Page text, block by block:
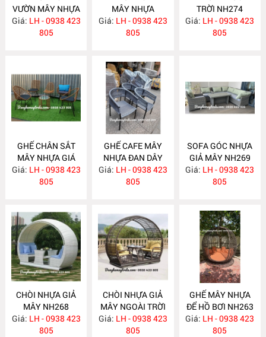
VƯỜN MÂY NHỰA
NH276
Giá: LH - 0938 423
805
MÂY NHỰA
NGOÀI TRỜI
NH275
Giá: LH - 0938 423
805
TRỜI NH274
Giá: LH - 0938 423
805
GHẾ CHÂN SẮT
MÂY NHỰA GIÁ
RẺ NH273
Giá: LH - 0938 423
805
GHẾ CAFE MÂY
NHỰA ĐAN DÂY
DÙ NH272
Giá: LH - 0938 423
805
SOFA GÓC NHỰA
GIẢ MÂY NH269
Giá: LH - 0938 423
805
CHÒI NHỰA GIẢ
MÂY NH268
Giá: LH - 0938 423
805
CHÒI NHỰA GIẢ
MÂY NGOÀI TRỜI
NH264
Giá: LH - 0938 423
805
GHẾ MÂY NHỰA
ĐỂ HỒ BƠI NH263
Giá: LH - 0938 423
805